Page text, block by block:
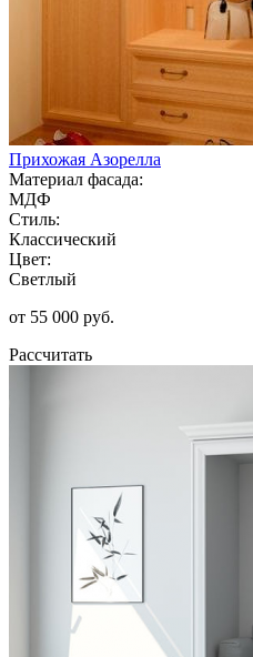
Прихожая Азорелла
Материал фасада:
МДФ
Стиль:
Классический
Цвет:
Светлый
от 55 000 руб.
Рассчитать